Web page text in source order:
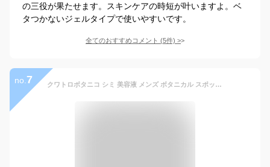
の三役が果たせます。スキンケアの時短が叶いますよ。ベ
タつかないジェルタイプで使いやすいです。
全てのおすすめコメント (5件) >
no. 7 クワトロボタニコ シミ 美容液 メンズ ボタニカル スポッツ ソリューション S 20ml 【医薬部外品】 コウジ酸配合 薬用 シミケア シミ対策 男性用 化粧品 スキンケア 保湿 日焼け ポンプ式 乳液タイプ